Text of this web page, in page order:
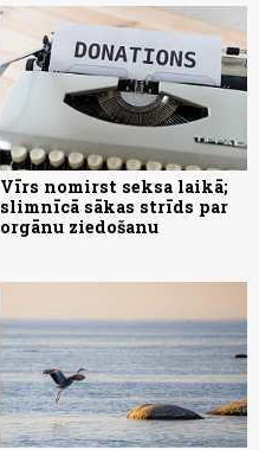
Vīrs nomirst seksa laikā;
slimnīcā sākas strīds par
orgānu ziedošanu